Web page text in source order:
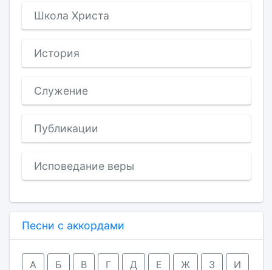
Школа Христа
История
Служение
Публикации
Исповедание веры
Песни с аккордами
А Б В Г Д Е Ж З И